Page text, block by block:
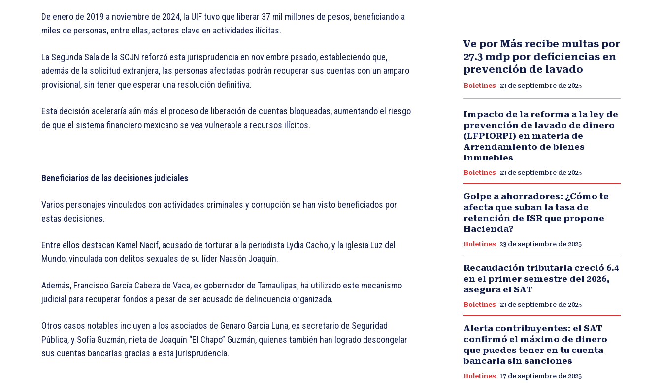
De enero de 2019 a noviembre de 2024, la UIF tuvo que liberar 37 mil millones de pesos, beneficiando a
miles de personas, entre ellas, actores clave en actividades ilícitas.
La Segunda Sala de la SCJN reforzó esta jurisprudencia en noviembre pasado, estableciendo que,
además de la solicitud extranjera, las personas afectadas podrán recuperar sus cuentas con un amparo
provisional, sin tener que esperar una resolución definitiva.
Esta decisión aceleraría aún más el proceso de liberación de cuentas bloqueadas, aumentando el riesgo
de que el sistema financiero mexicano se vea vulnerable a recursos ilícitos.
Beneficiarios de las decisiones judiciales
Varios personajes vinculados con actividades criminales y corrupción se han visto beneficiados por
estas decisiones.
Entre ellos destacan Kamel Nacif, acusado de torturar a la periodista Lydia Cacho, y la iglesia Luz del
Mundo, vinculada con delitos sexuales de su líder Naasón Joaquín.
Además, Francisco García Cabeza de Vaca, ex gobernador de Tamaulipas, ha utilizado este mecanismo
judicial para recuperar fondos a pesar de ser acusado de delincuencia organizada.
Otros casos notables incluyen a los asociados de Genaro García Luna, ex secretario de Seguridad
Pública, y Sofía Guzmán, nieta de Joaquín “El Chapo” Guzmán, quienes también han logrado descongelar
sus cuentas bancarias gracias a esta jurisprudencia.
Ve por Más recibe multas por
27.3 mdp por deficiencias en
prevención de lavado
Boletines 23 de septiembre de 2025
Impacto de la reforma a la ley de
prevención de lavado de dinero
(LFPIORPI) en materia de
Arrendamiento de bienes
inmuebles
Boletines 23 de septiembre de 2025
Golpe a ahorradores: ¿Cómo te
afecta que suban la tasa de
retención de ISR que propone
Hacienda?
Boletines 23 de septiembre de 2025
Recaudación tributaria creció 6.4
en el primer semestre del 2026,
asegura el SAT
Boletines 23 de septiembre de 2025
Alerta contribuyentes: el SAT
confirmó el máximo de dinero
que puedes tener en tu cuenta
bancaria sin sanciones
Boletines 17 de septiembre de 2025